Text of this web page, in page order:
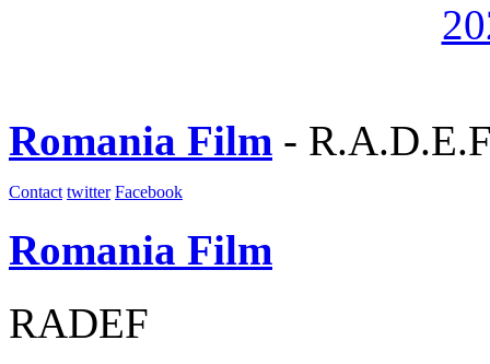
Romania Film -
Contact twitter Facebook
Romania Film
RADEF